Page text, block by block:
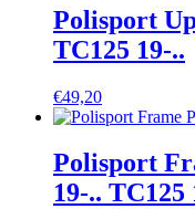
Polisport
TC125 19-..
€49,20
Polisport
19-.. TC125